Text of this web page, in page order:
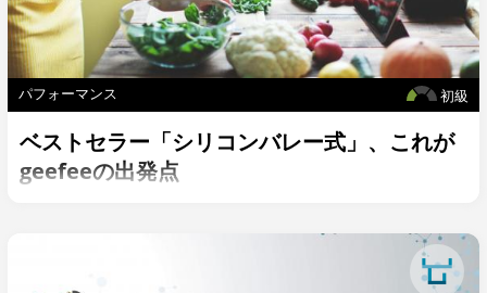
初級
パフォーマンス
ベストセラー「シリコンバレー式」、これが
geefeeの出発点